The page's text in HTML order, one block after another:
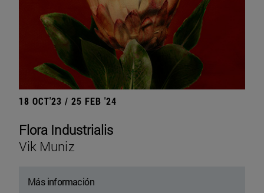
18 OCT'23 / 25 FEB '24
Flora Industrialis
Vik Muniz
Más información